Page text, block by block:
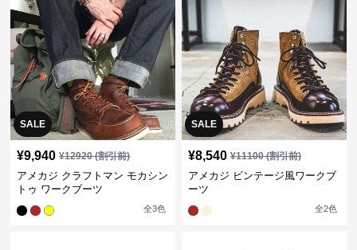
SALE
¥9,940 ¥12920(割引前)
アメカジ クラフトマン モカシン
トゥ ワークブーツ
全3色
SALE
¥8,540 ¥11100(割引前)
アメカジ ビンテージ風ワークブ
ーツ
全2色